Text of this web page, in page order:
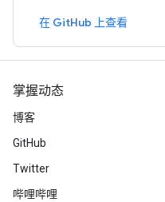
在 GitHub 上查看
掌握动态
博客
GitHub
Twitter
哔哩哔哩